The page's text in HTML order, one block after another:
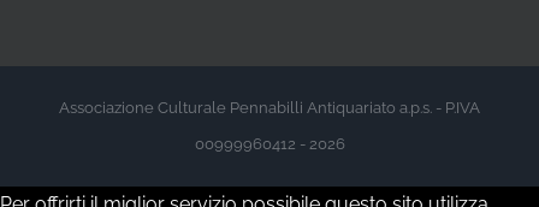
Associazione Culturale Pennabilli Antiquariato a.p.s. - P.IVA
00999960412 - 2026